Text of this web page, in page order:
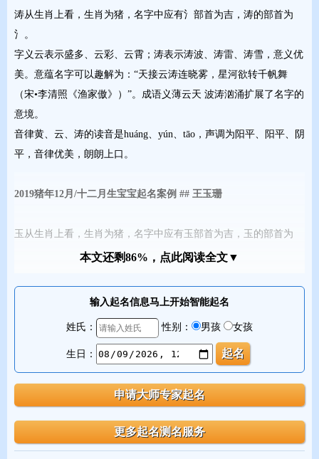
涛从生肖上看，生肖为猪，名字中应有氵部首为吉，涛的部首为
氵。
字义云表示盛多、云彩、云霄；涛表示涛波、涛雷、涛雪，意义优
美。意蕴名字可以趣解为：“天接云涛连晓雾，星河欲转千帆舞
（宋•李清照《渔家傲》）”。成语义薄云天 波涛汹涌扩展了名字的
意境。
音律黄、云、涛的读音是huáng、yún、tāo，声调为阳平、阳平、阴
平，音律优美，朗朗上口。
2019猪年12月/十二月生宝宝起名案例 ## 王玉珊
玉从生肖上看，生肖为猪，名字中应有玉部首为吉，玉的部首为
美。意蕴名字可以趣解为：“明珠交玉体，珊瑚间木难（三国•曹植
音律王、玉、珊的读音是wáng、yù、shān，声调为阳平、去声、阴
平，音律优美，朗朗上口。
2019猪年12月/十二月生宝宝起名案例 ## 赵亚涵
涵从生肖上看，生肖为猪，名字中应有氵部首为吉，涵的部首为
氵。
本文还剩86%，点此阅读全文▼
输入起名信息马上开始智能起名
姓氏： 性别： 男孩 女孩
生日：